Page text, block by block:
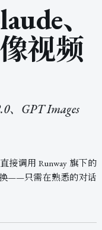
、
视频
、GPT Images
接调用 Runway 旗下的
换——只需在熟悉的对话